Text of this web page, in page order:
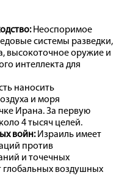
Неоспоримое
системы разведки,
высокоточное оружие и
интеллекта для
наносить
и моря
Ирана. За первую
4 тысяч целей.
войн:Израиль имеет
против
и точечных
воздушных